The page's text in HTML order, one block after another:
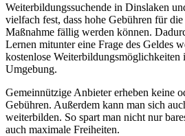
Weiterbildungssuchende in Dinslaken
vielfach fest, dass hohe Gebühren für
Maßnahme fällig werden können.
Lernen mitunter eine Frage des Geldes
kostenlose Weiterbildungsmöglichkeiten
Umgebung.
Gemeinnützige Anbieter erheben keine
Gebühren. Außerdem kann man sich
weiterbilden. So spart man nicht nur
auch maximale Freiheiten.